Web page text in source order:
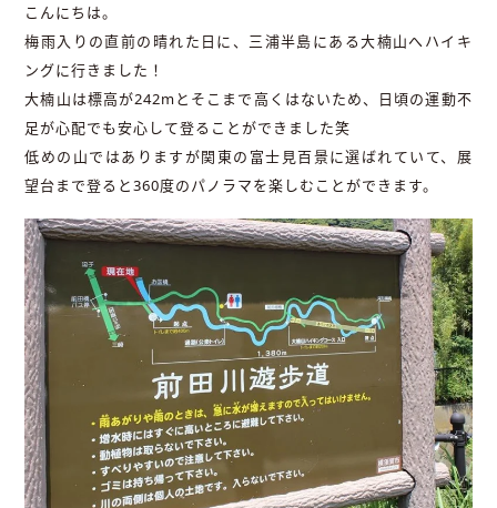
こんにちは。
梅雨入りの直前の晴れた日に、三浦半島にある大楠山へハイキ
ングに行きました！
大楠山は標高が242mとそこまで高くはないため、日頃の運動不
足が心配でも安心して登ることができました笑
低めの山ではありますが関東の富士見百景に選ばれていて、展
望台まで登ると360度のパノラマを楽しむことができます。